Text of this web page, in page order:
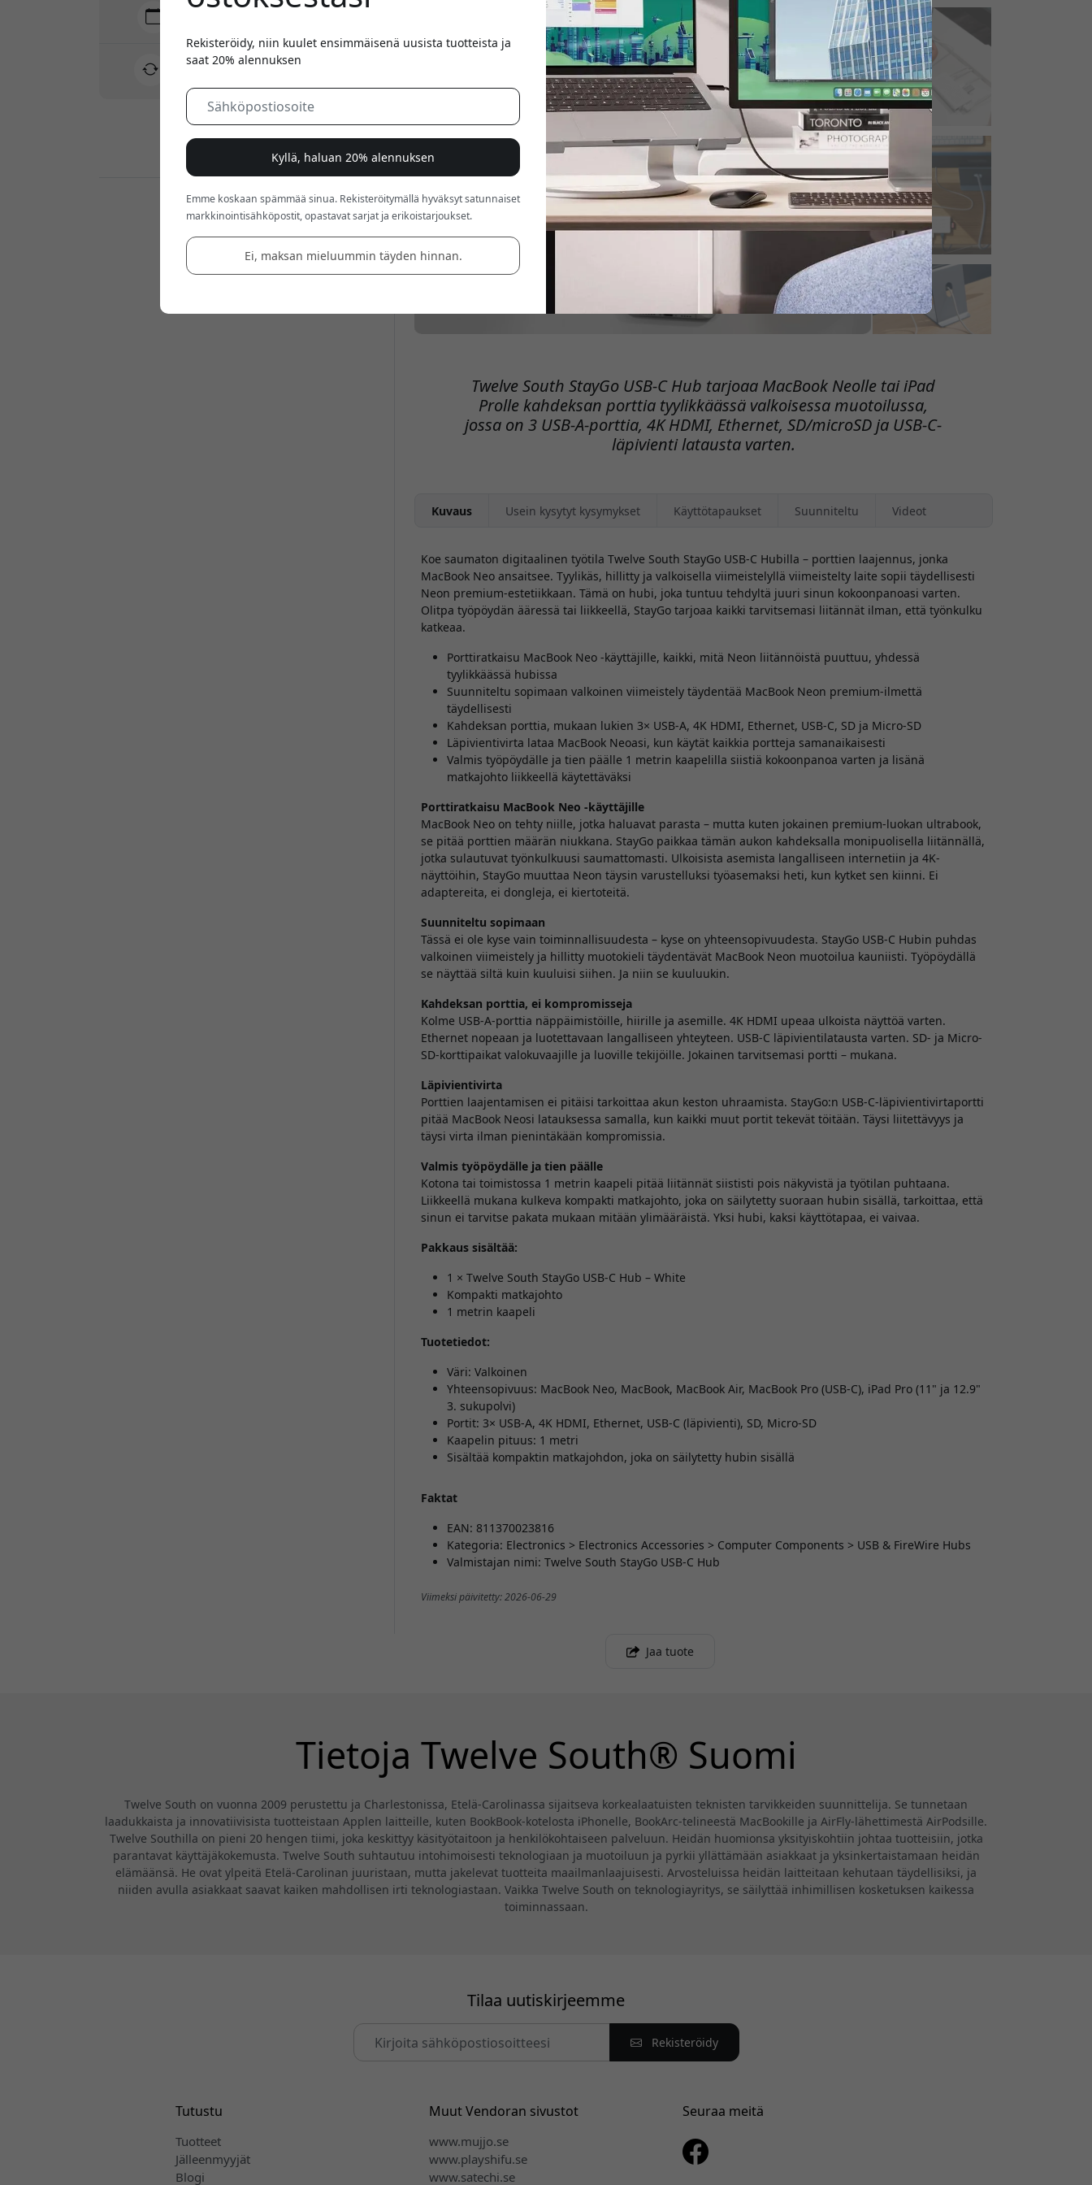
Twelve South StayGo USB-C Hub tarjoaa MacBook Neolle tai iPad
Prolle kahdeksan porttia tyylikkäässä valkoisessa muotoilussa,
jossa on 3 USB-A-porttia, 4K HDMI, Ethernet, SD/microSD ja USB-C-
läpivienti latausta varten.
Kuvaus Usein kysytyt kysymykset Käyttötapaukset Suunniteltu Videot
Koe saumaton digitaalinen työtila Twelve South StayGo USB-C Hubilla – porttien laajennus, jonka
MacBook Neo ansaitsee. Tyylikäs, hillitty ja valkoisella viimeistelyllä viimeistelty laite sopii täydellisesti
Neon premium-estetiikkaan. Tämä on hubi, joka tuntuu tehdyltä juuri sinun kokoonpanoasi varten.
Olitpa työpöydän ääressä tai liikkeellä, StayGo tarjoaa kaikki tarvitsemasi liitännät ilman, että työnkulku
katkeaa.
Porttiratkaisu MacBook Neo -käyttäjille, kaikki, mitä Neon liitännöistä puuttuu, yhdessä
tyylikkäässä hubissa
Suunniteltu sopimaan valkoinen viimeistely täydentää MacBook Neon premium-ilmettä
täydellisesti
Kahdeksan porttia, mukaan lukien 3× USB-A, 4K HDMI, Ethernet, USB-C, SD ja Micro-SD
Läpivientivirta lataa MacBook Neoasi, kun käytät kaikkia portteja samanaikaisesti
Valmis työpöydälle ja tien päälle 1 metrin kaapelilla siistiä kokoonpanoa varten ja lisänä
matkajohto liikkeellä käytettäväksi
Porttiratkaisu MacBook Neo -käyttäjille
MacBook Neo on tehty niille, jotka haluavat parasta – mutta kuten jokainen premium-luokan ultrabook,
se pitää porttien määrän niukkana. StayGo paikkaa tämän aukon kahdeksalla monipuolisella liitännällä,
jotka sulautuvat työnkulkuusi saumattomasti. Ulkoisista asemista langalliseen internetiin ja 4K-
näyttöihin, StayGo muuttaa Neon täysin varustelluksi työasemaksi heti, kun kytket sen kiinni. Ei
adaptereita, ei dongleja, ei kiertoteitä.
Suunniteltu sopimaan
Tässä ei ole kyse vain toiminnallisuudesta – kyse on yhteensopivuudesta. StayGo USB-C Hubin puhdas
valkoinen viimeistely ja hillitty muotokieli täydentävät MacBook Neon muotoilua kauniisti. Työpöydällä
se näyttää siltä kuin kuuluisi siihen. Ja niin se kuuluukin.
Kahdeksan porttia, ei kompromisseja
Kolme USB-A-porttia näppäimistöille, hiirille ja asemille. 4K HDMI upeaa ulkoista näyttöä varten.
Ethernet nopeaan ja luotettavaan langalliseen yhteyteen. USB-C läpivientilatausta varten. SD- ja Micro-
SD-korttipaikat valokuvaajille ja luoville tekijöille. Jokainen tarvitsemasi portti – mukana.
Läpivientivirta
Porttien laajentamisen ei pitäisi tarkoittaa akun keston uhraamista. StayGo:n USB-C-läpivientivirtaportti
pitää MacBook Neosi latauksessa samalla, kun kaikki muut portit tekevät töitään. Täysi liitettävyys ja
täysi virta ilman pienintäkään kompromissia.
Valmis työpöydälle ja tien päälle
Kotona tai toimistossa 1 metrin kaapeli pitää liitännät siististi pois näkyvistä ja työtilan puhtaana.
Liikkeellä mukana kulkeva kompakti matkajohto, joka on säilytetty suoraan hubin sisällä, tarkoittaa, että
sinun ei tarvitse pakata mukaan mitään ylimääräistä. Yksi hubi, kaksi käyttötapaa, ei vaivaa.
Pakkaus sisältää:
1 × Twelve South StayGo USB-C Hub – White
Kompakti matkajohto
1 metrin kaapeli
Tuotetiedot:
Väri: Valkoinen
Yhteensopivuus: MacBook Neo, MacBook, MacBook Air, MacBook Pro (USB-C), iPad Pro (11" ja 12.9"
3. sukupolvi)
Portit: 3× USB-A, 4K HDMI, Ethernet, USB-C (läpivienti), SD, Micro-SD
Kaapelin pituus: 1 metri
Sisältää kompaktin matkajohdon, joka on säilytetty hubin sisällä
Faktat
EAN: 811370023816
Kategoria: Electronics > Electronics Accessories > Computer Components > USB & FireWire Hubs
Valmistajan nimi: Twelve South StayGo USB-C Hub
Viimeksi päivitetty: 2026-06-29
Toimitus 7-11 elokuu
30 päivän palautusoikeus
Turvalliset maksut salauksella
Jälleenmyyjät:
Jaa tuote
Tietoja Twelve South® Suomi
Twelve South on vuonna 2009 perustettu ja Charlestonissa, Etelä-Carolinassa sijaitseva korkealaatuisten teknisten tarvikkeiden suunnittelija. Se tunnetaan
laadukkaista ja innovatiivisista tuotteistaan Applen laitteille, kuten BookBook-kotelosta iPhonelle, BookArc-telineestä MacBookille ja AirFly-lähettimestä AirPodsille.
Twelve Southilla on pieni 20 hengen tiimi, joka keskittyy käsityötaitoon ja henkilökohtaiseen palveluun. Heidän huomionsa yksityiskohtiin johtaa tuotteisiin, jotka
parantavat käyttäjäkokemusta. Twelve South suhtautuu intohimoisesti teknologiaan ja muotoiluun ja pyrkii yllättämään asiakkaat ja yksinkertaistamaan heidän
elämäänsä. He ovat ylpeitä Etelä-Carolinan juuristaan, mutta jakelevat tuotteita maailmanlaajuisesti. Arvosteluissa heidän laitteitaan kehutaan täydellisiksi, ja
niiden avulla asiakkaat saavat kaiken mahdollisen irti teknologiastaan. Vaikka Twelve South on teknologiayritys, se säilyttää inhimillisen kosketuksen kaikessa
toiminnassaan.
Tilaa uutiskirjeemme
Rekisteröidy
Tutustu
Tuotteet
Jälleenmyyjät
Blogi
Muut Vendoran sivustot
www.mujjo.se
www.playshifu.se
www.satechi.se
Seuraa meitä
Rekisteröidy, niin kuulet ensimmäisenä uusista tuotteista ja
saat 20% alennuksen
Kyllä, haluan 20% alennuksen
Emme koskaan spämmää sinua. Rekisteröitymällä hyväksyt satunnaiset
markkinointisähköpostit, opastavat sarjat ja erikoistarjoukset.
Ei, maksan mieluummin täyden hinnan.